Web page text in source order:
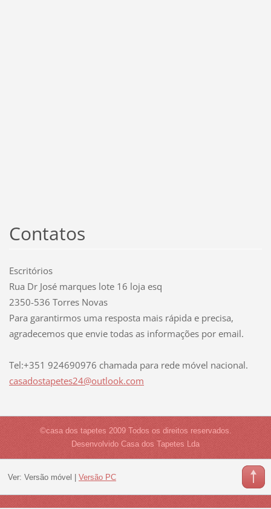
Contatos
Escritórios
Rua Dr José marques lote 16 loja esq
2350-536 Torres Novas
Para garantirmos uma resposta mais rápida e precisa,
agradecemos que envie todas as informações por email.
Tel:+351 924690976 chamada para rede móvel nacional.
casadostapetes24@outlook.com
©casa dos tapetes 2009 Todos os direitos reservados.
Desenvolvido Casa dos Tapetes Lda
Ver: Versão móvel Versão PC